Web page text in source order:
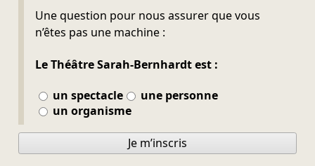
Une question pour nous assurer que vous
n’êtes pas une machine :
Le Théâtre Sarah-Bernhardt est :
un spectacle
une personne
un organisme
Ne pas remplir
Je m’inscris